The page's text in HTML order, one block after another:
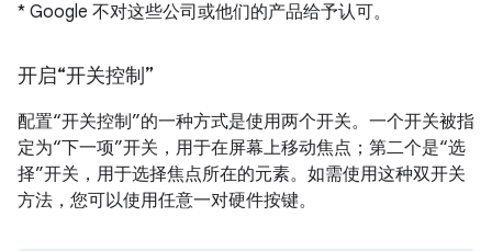
* Google 不对这些公司或他们的产品给予认可。
开启“开关控制”
配置“开关控制”的一种方式是使用两个开关。一个开关被指
定为“下一项”开关，用于在屏幕上移动焦点；第二个是“选
择”开关，用于选择焦点所在的元素。如需使用这种双开关
方法，您可以使用任意一对硬件按键。